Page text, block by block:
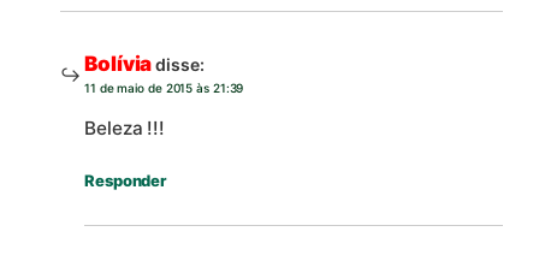
Bolíviadisse:
11 de maio de 2015 às 21:39
Beleza !!!
Responder